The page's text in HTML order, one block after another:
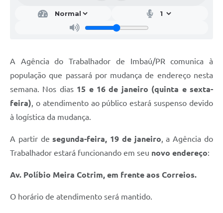
A Agência do Trabalhador de Imbaú/PR comunica à
população que passará por mudança de endereço nesta
semana. Nos dias 15 e 16 de janeiro (quinta e sexta-
feira), o atendimento ao público estará suspenso devido
à logística da mudança.
A partir desegunda-feira, 19 de janeiro, a Agência do
Trabalhador estará funcionando em seu novo endereço:
Av. Políbio Meira Cotrim, em frente aos Correios.
O horário de atendimento será mantido.